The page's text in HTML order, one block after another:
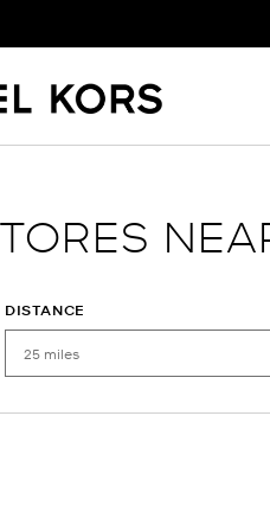
DISTANCE